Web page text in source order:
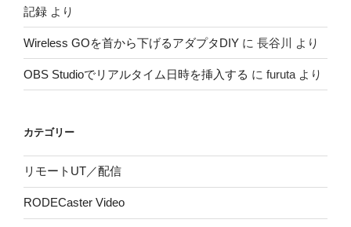
記録 より
Wireless GOを首から下げるアダプタDIY に 長谷川 より
OBS Studioでリアルタイム日時を挿入する に furuta より
カテゴリー
リモートUT／配信
RODECaster Video